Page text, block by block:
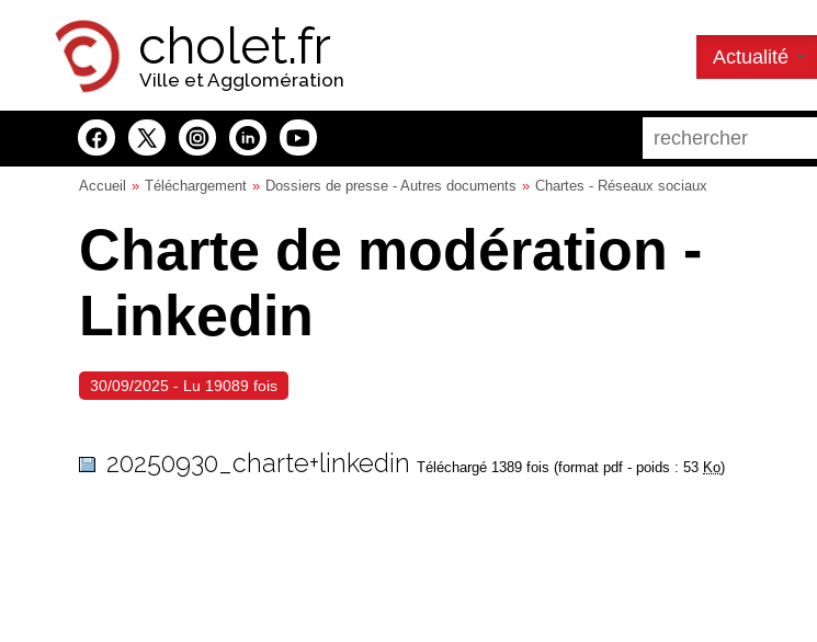
cholet.fr
Ville et Agglomération
Actualité
Accueil Téléchargement Dossiers de presse - Autres documents Chartes - Réseaux sociaux
Charte de modération -
Linkedin
30/09/2025 - Lu 19089 fois
20250930_charte+linkedin Téléchargé 1389 fois (format pdf - poids : 53 Ko)